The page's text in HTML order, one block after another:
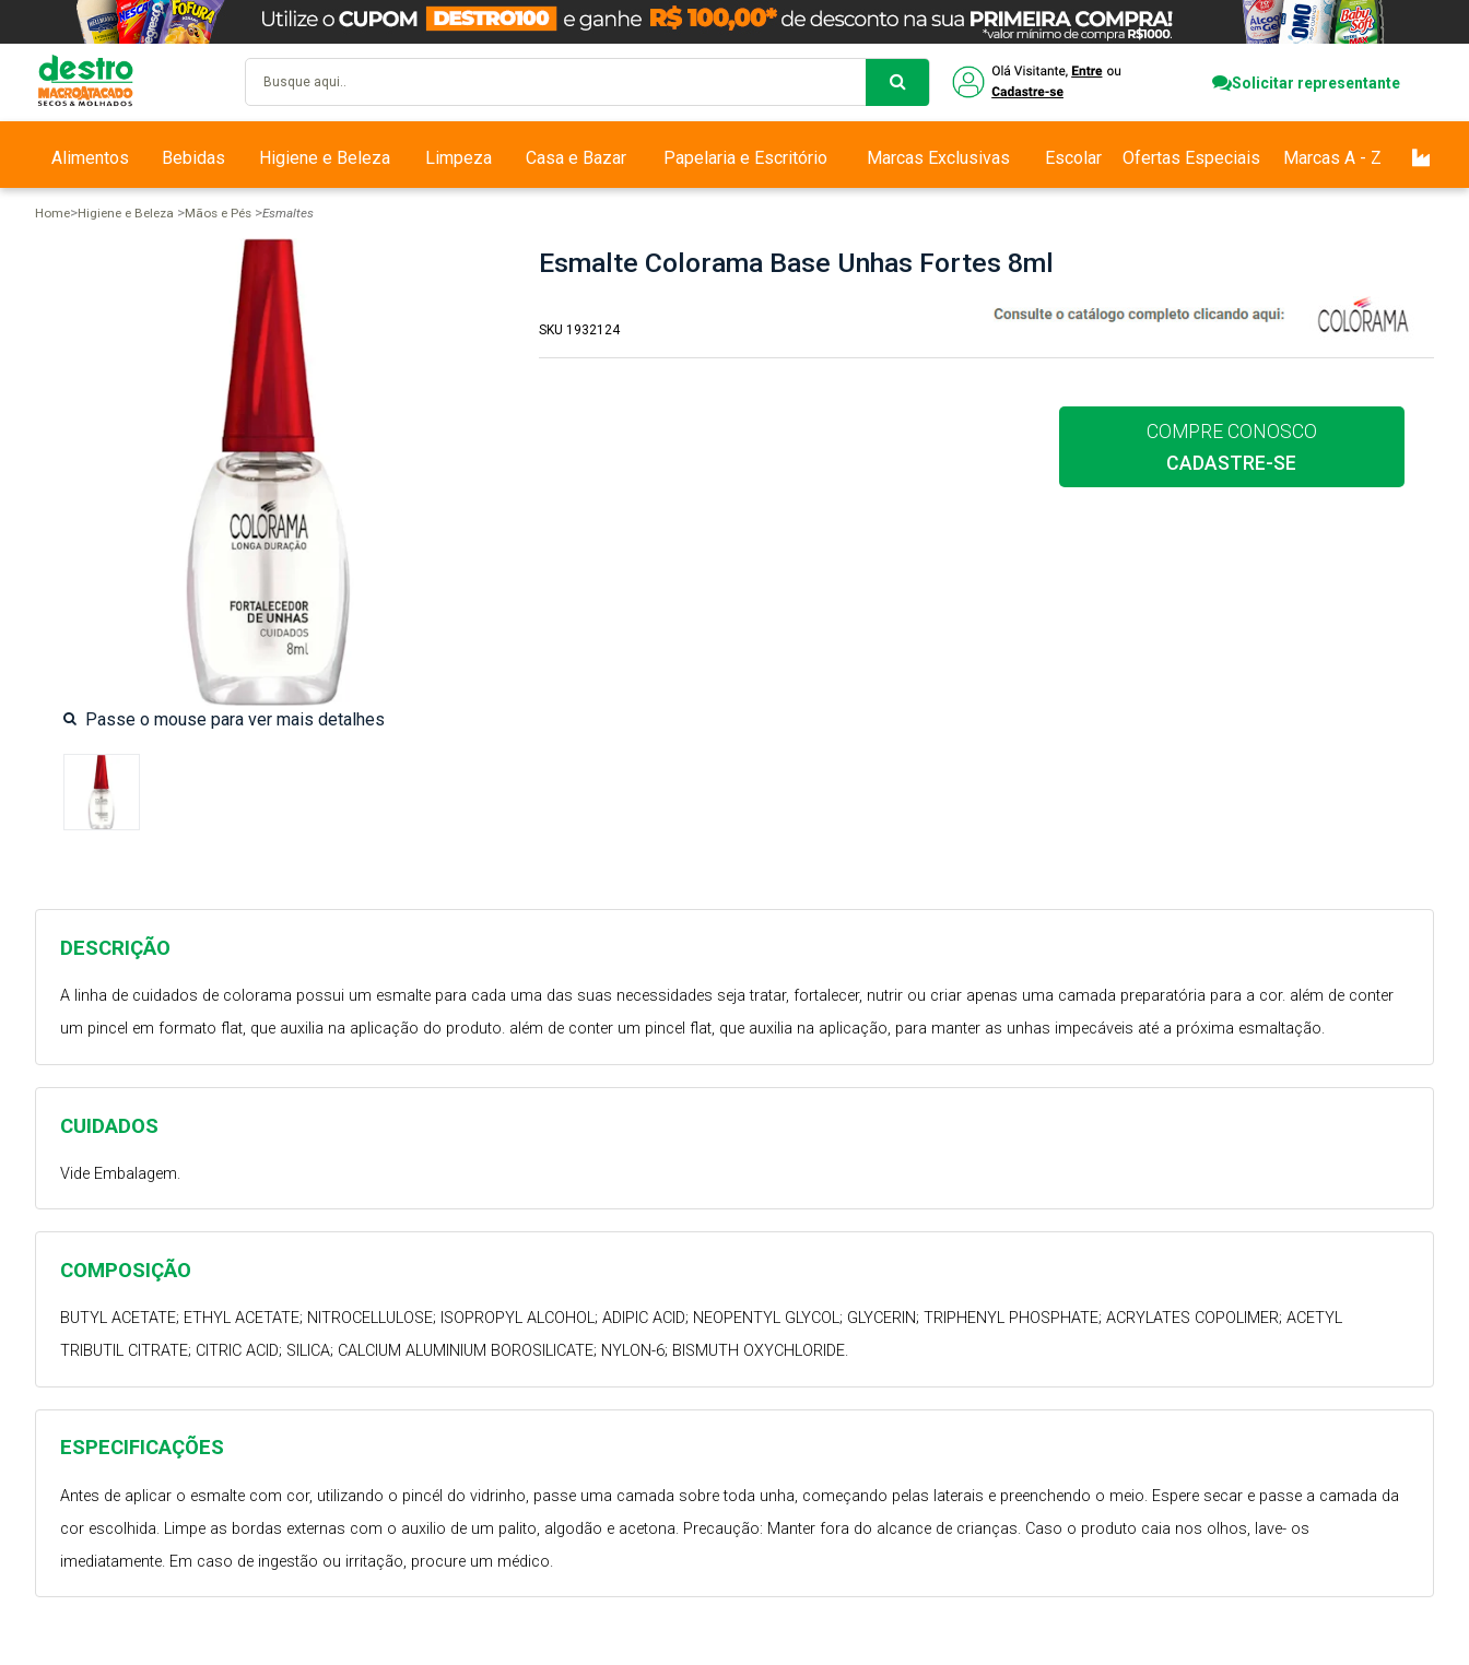
Solicitar representante
Alimentos Bebidas Higiene e Beleza Limpeza Casa e Bazar Papelaria e Escritório Marcas Exclusivas Escolar Ofertas Especiais Marcas A - Z
Home Higiene e Beleza Mãos e Pés Esmaltes
Esmalte Colorama Base Unhas Fortes 8ml
SKU 1932124
COMPRE CONOSCO
CADASTRE-SE
ESPECIFICAÇÕES
Antes de aplicar o esmalte com cor, utilizando o pincél do vidrinho, passe uma camada sobre toda unha, começando pelas laterais e preenchendo o meio. Espere secar e passe a camada da
cor escolhida. Limpe as bordas externas com o auxilio de um palito, algodão e acetona. Precaução: Manter fora do alcance de crianças. Caso o produto caia nos olhos, lave- os
imediatamente. Em caso de ingestão ou irritação, procure um médico.
COMPOSIÇÃO
BUTYL ACETATE; ETHYL ACETATE; NITROCELLULOSE; ISOPROPYL ALCOHOL; ADIPIC ACID; NEOPENTYL GLYCOL; GLYCERIN; TRIPHENYL PHOSPHATE; ACRYLATES COPOLIMER; ACETYL
TRIBUTIL CITRATE; CITRIC ACID; SILICA; CALCIUM ALUMINIUM BOROSILICATE; NYLON-6; BISMUTH OXYCHLORIDE.
CUIDADOS
Vide Embalagem.
DESCRIÇÃO
A linha de cuidados de colorama possui um esmalte para cada uma das suas necessidades seja tratar, fortalecer, nutrir ou criar apenas uma camada preparatória para a cor. além de conter
um pincel em formato flat, que auxilia na aplicação do produto. além de conter um pincel flat, que auxilia na aplicação, para manter as unhas impecáveis até a próxima esmaltação.